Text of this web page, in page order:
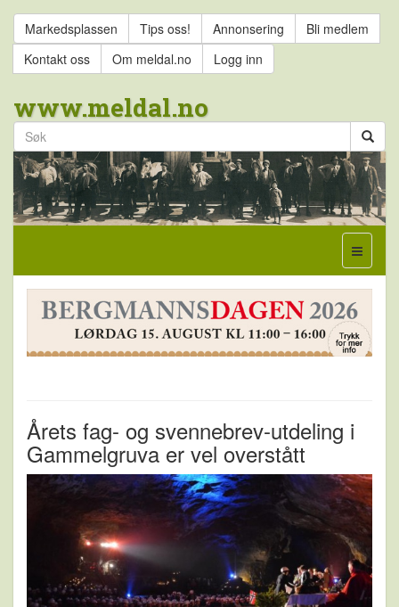
Markedsplassen Tips oss! Annonsering
Bli medlem
Kontakt oss
Om meldal.no Logg inn
www.meldal.no
Årets fag- og svennebrev-utdeling i
Gammelgruva er vel overstått